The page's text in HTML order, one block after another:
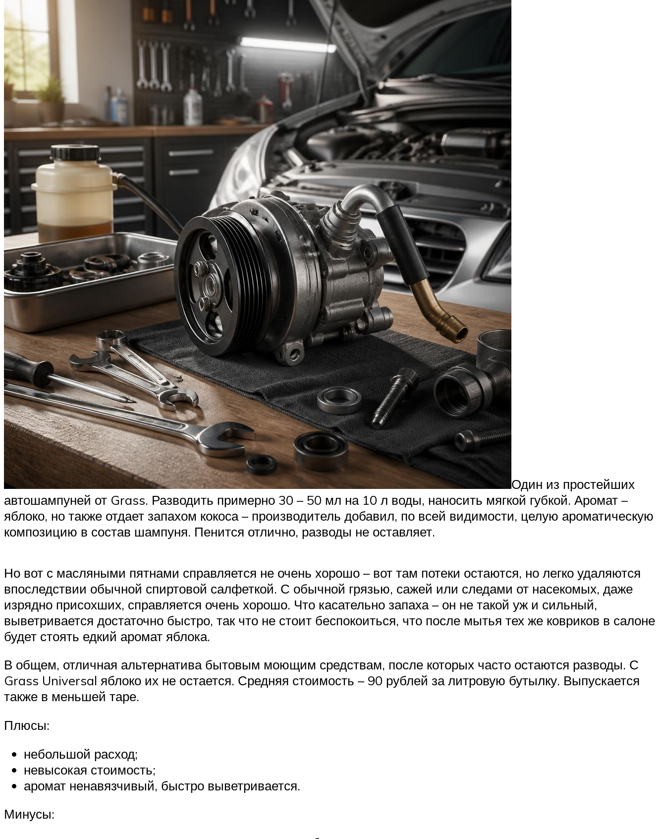
Один из простейших
автошампуней от Grass. Разводить примерно 30 – 50 мл на 10 л воды, наносить мягкой губкой. Аромат –
яблоко, но также отдает запахом кокоса – производитель добавил, по всей видимости, целую ароматическую
композицию в состав шампуня. Пенится отлично, разводы не оставляет.
Но вот с масляными пятнами справляется не очень хорошо – вот там потеки остаются, но легко удаляются
впоследствии обычной спиртовой салфеткой. С обычной грязью, сажей или следами от насекомых, даже
изрядно присохших, справляется очень хорошо. Что касательно запаха – он не такой уж и сильный,
выветривается достаточно быстро, так что не стоит беспокоиться, что после мытья тех же ковриков в салоне
будет стоять едкий аромат яблока.
В общем, отличная альтернатива бытовым моющим средствам, после которых часто остаются разводы. С
Grass Universal яблоко их не остается. Средняя стоимость – 90 рублей за литровую бутылку. Выпускается
также в меньшей таре.
Плюсы:
небольшой расход;
невысокая стоимость;
аромат ненавязчивый, быстро выветривается.
Минусы: